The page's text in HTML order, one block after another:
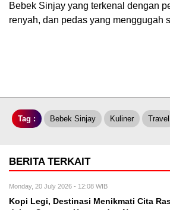
Bebek Sinjay yang terkenal dengan
renyah, dan pedas yang menggugah
Tag : Bebek Sinjay Kuliner Travel
BERITA TERKAIT
Monday, 20 July 2026 - 12:08 WIB
Kopi Legi, Destinasi Menikmati Cita